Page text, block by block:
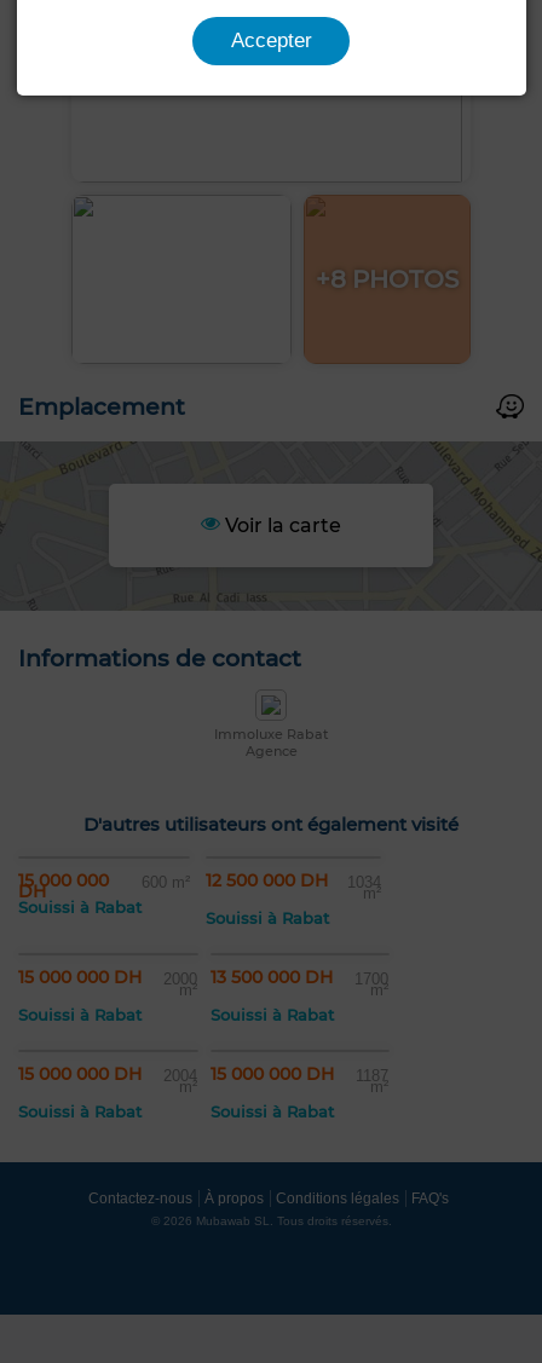
+8 PHOTOS
Emplacement
Voir la carte
Informations de contact
Immoluxe Rabat
Agence
D'autres utilisateurs ont également visité
15 000 000
DH 600 m²
Souissi à Rabat
12 500 000 DH 1034
m²
Souissi à Rabat
15 000 000 DH 2000
m²
Souissi à Rabat
13 500 000 DH 1700
m²
Souissi à Rabat
15 000 000 DH 2004
m²
Souissi à Rabat
15 000 000 DH 1187
m²
Souissi à Rabat
Contactez-nous À propos Conditions légales FAQ's
© 2026 Mubawab SL. Tous droits réservés.
Accepter